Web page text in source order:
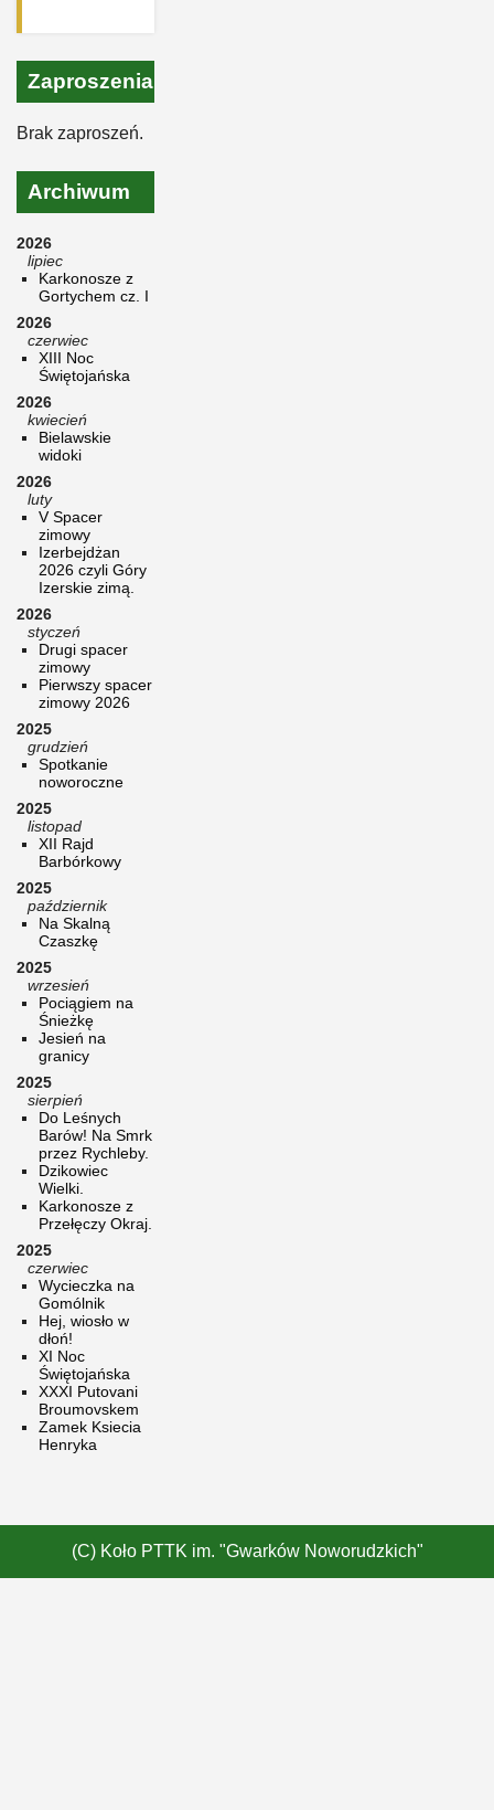
Zaproszenia
Brak zaproszeń.
Archiwum
2026
lipiec
Karkonosze z
Gortychem cz. I
2026
czerwiec
XIII Noc
Świętojańska
2026
kwiecień
Bielawskie
widoki
2026
luty
V Spacer
zimowy
Izerbejdżan
2026 czyli Góry
Izerskie zimą.
2026
styczeń
Drugi spacer
zimowy
Pierwszy spacer
zimowy 2026
2025
grudzień
Spotkanie
noworoczne
2025
listopad
XII Rajd
Barbórkowy
2025
październik
Na Skalną
Czaszkę
2025
wrzesień
Pociągiem na
Śnieżkę
Jesień na
granicy
2025
sierpień
Do Leśnych
Barów! Na Smrk
przez Rychleby.
Dzikowiec
Wielki.
Karkonosze z
Przełęczy Okraj.
2025
czerwiec
Wycieczka na
Gomólnik
Hej, wiosło w
dłoń!
XI Noc
Świętojańska
XXXI Putovani
Broumovskem
Zamek Ksiecia
Henryka
(C) Koło PTTK im. "Gwarków Noworudzkich"